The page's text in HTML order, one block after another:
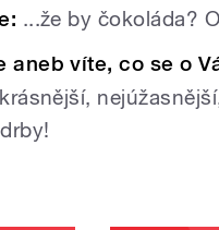
...že by čokoláda?
aneb víte, co se o